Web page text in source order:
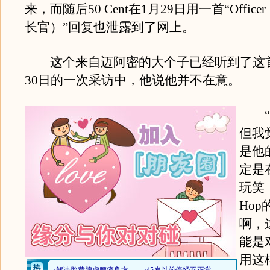
来，而随后50 Cent在1月29日用一首
长官）”回复也泄露到了网上。
这个来自迈阿密的大个子已经听到了这
30日的一次采访中，他说他并不在意。
“
但我
是他
定是
玩笑
Hop
啊，
能是
用这